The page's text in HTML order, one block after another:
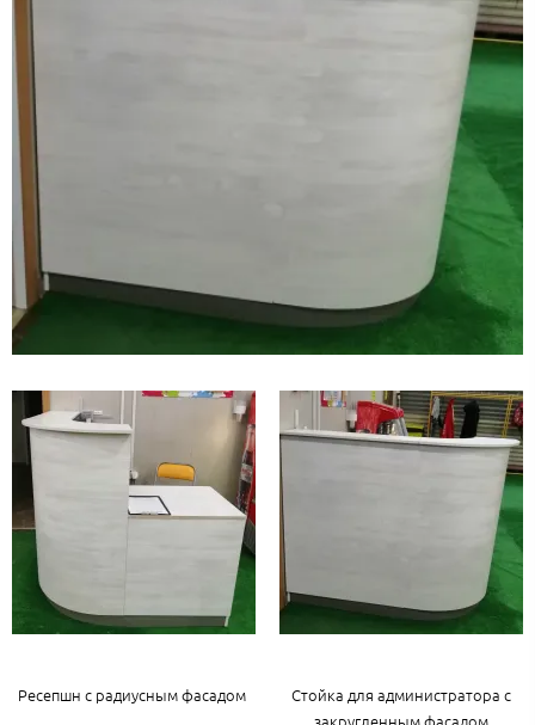
Ресепшн с радиусным фасадом
Стойка для администратора с